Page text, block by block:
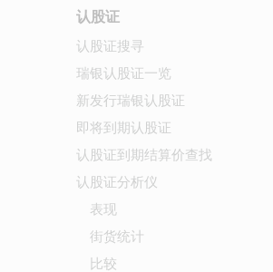
认股证
认股证搜寻
瑞银认股证一览
新发行瑞银认股证
即将到期认股证
认股证到期结算价查找
认股证分析仪
表现
街货统计
比较